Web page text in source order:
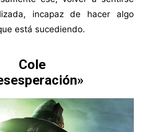
incapaz de hacer algo
está sucediendo.
Cole